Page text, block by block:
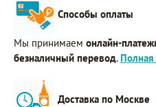
Способы оплаты
Мы принимаем онлайн-
безналичный перевод.
Доставка по Москве